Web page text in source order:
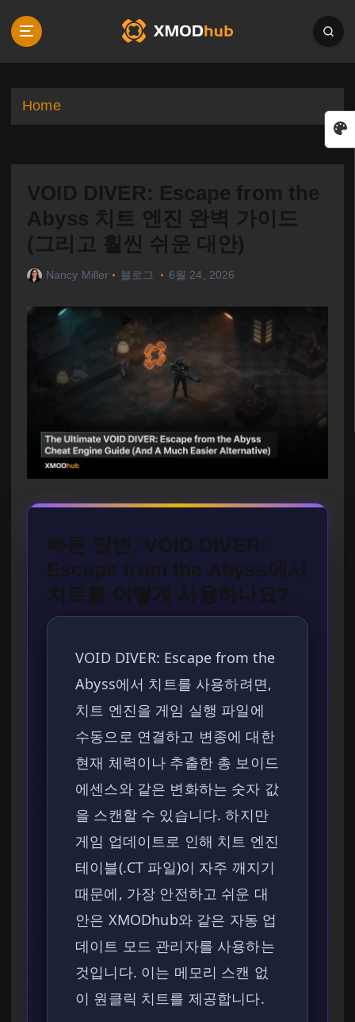
p
Home
VOID DIVER: Escape from the
Abyss 치트 엔진 완벽 가이드
(그리고 훨씬 쉬운 대안)
Nancy Miller 블로그 6월 24, 2026
빠른 답변: VOID DIVER:
Escape from the Abyss에서
치트를 어떻게 사용하나요?
VOID DIVER: Escape from the
Abyss에서 치트를 사용하려면,
치트 엔진을 게임 실행 파일에
수동으로 연결하고 변종에 대한
현재 체력이나 추출한 총 보이드
에센스와 같은 변화하는 숫자 값
을 스캔할 수 있습니다. 하지만
게임 업데이트로 인해 치트 엔진
테이블(.CT 파일)이 자주 깨지기
때문에, 가장 안전하고 쉬운 대
안은 XMODhub와 같은 자동 업
데이트 모드 관리자를 사용하는
것입니다. 이는 메모리 스캔 없
이 원클릭 치트를 제공합니다.